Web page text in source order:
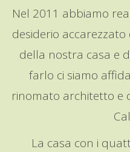
Nel 2011 abbiamo
desiderio
della nostra casa e
farlo ci siamo
rinomato architetto e
La casa con i